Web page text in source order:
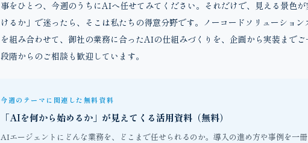
事をひとつ、今週のうちにAIへ任せてみてください。それだけで、見える景色
けるか」で迷ったら、そこは私たちの得意分野です。ノーコードソリューショ
を組み合わせて、御社の業務に合ったAIの仕組みづくりを、企画から実装まで
段階からのご相談も歓迎しています。
今週のテーマに関連した無料資料
「AIを何から始めるか」が見えてくる活用資料（無料）
AIエージェントにどんな業務を、どこまで任せられるのか。導入の進め方や事例を一